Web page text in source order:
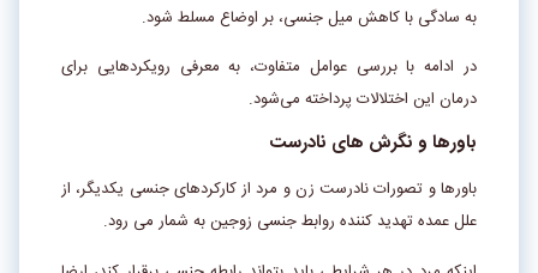
به سادگی با کاهش میل جنسی، بر اوضاع مسلط شود.
در ادامه با بررسی عوامل متفاوت، به معرفی رویکردهایی برای
درمان این اختلالات پرداخته می­‌شود.
باورها و نگرش­‌ های نادرست
باورها و تصورات نادرست زن و مرد از کارکردهای جنسی یکدیگر، از
علل عمده­ تهدید کننده­ روابط جنسی زوجین به شمار می ­‌رود.